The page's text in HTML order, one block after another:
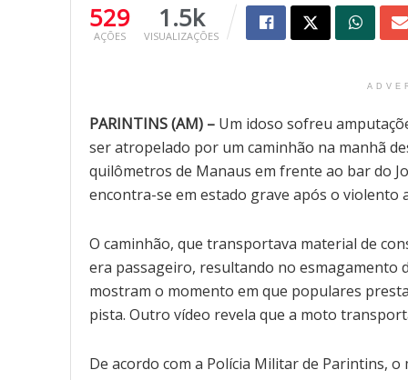
529
AÇÕES
1.5k
VISUALIZAÇÕES
PARINTINS (AM) – Um idoso sofreu
ser atropelado por um caminhão na manhã
quilômetros de Manaus em frente ao bar do
encontra-se em estado grave após o violento
O caminhão, que transportava material de
era passageiro, resultando no
mostram o momento em que populares
pista. Outro vídeo revela que a moto
De acordo com a Polícia Militar de Parintins,